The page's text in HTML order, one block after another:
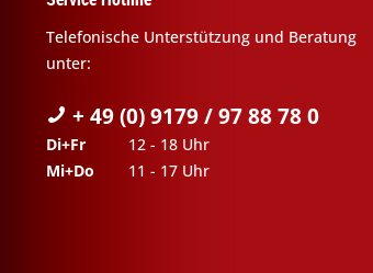
Telefonische Unterstützung und Beratung
unter:
+ 49 (0) 9179 / 97 88 78 0
Di+Fr
12 - 18 Uhr
Mi+Do
11 - 17 Uhr